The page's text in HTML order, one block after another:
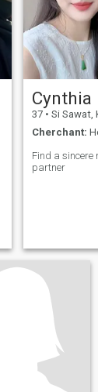
Cynthia
37 • Si Sawat,
Cherchant:
Find a sincere
partner